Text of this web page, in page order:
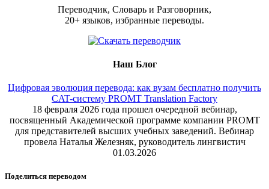
Переводчик, Словарь и Разговорник,
20+ языков, избранные переводы.
Наш Блог
Цифровая эволюция перевода: как вузам бесплатно получить
CAT-систему PROMT Translation Factory
18 февраля 2026 года прошел очередной вебинар,
посвященный Академической программе компании PROMT
для представителей высших учебных заведений. Вебинар
провела Наталья Железняк, руководитель лингвистич
01.03.2026
Поделиться переводом